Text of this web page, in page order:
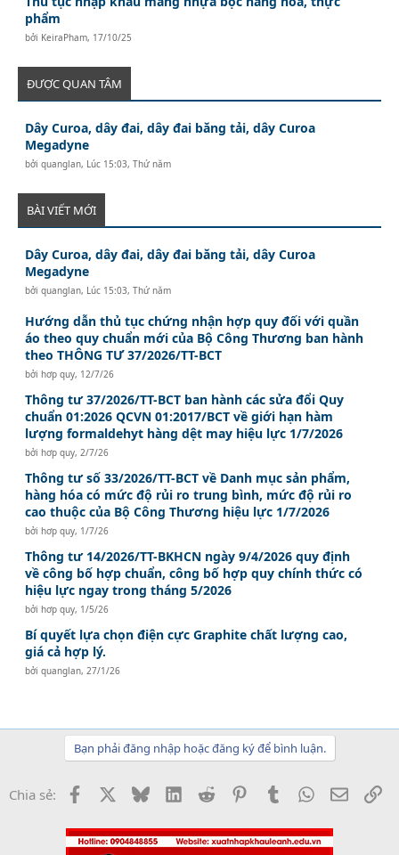
phẩm
bởi KeiraPham, 17/10/25
ĐƯỢC QUAN TÂM
Dây Curoa, dây đai, dây đai băng tải, dây Curoa
Megadyne
bởiquanglan, Lúc 15:03, Thứ năm
BÀI VIẾT MỚI
Dây Curoa, dây đai, dây đai băng tải, dây Curoa
Megadyne
bởiquanglan, Lúc 15:03, Thứ năm
Hướng dẫn thủ tục chứng nhận hợp quy đối với quần
áo theo quy chuẩn mới của Bộ Công Thương ban hành
theo THÔNG TƯ 37/2026/TT-BCT
bởihơp quy, 12/7/26
Thông tư 37/2026/TT-BCT ban hành các sửa đổi Quy
chuẩn 01:2026 QCVN 01:2017/BCT về giới hạn hàm
lượng formaldehyt hàng dệt may hiệu lực 1/7/2026
bởihơp quy,2/7/26
Thông tư số 33/2026/TT-BCT về Danh mục sản phẩm,
hàng hóa có mức độ rủi ro trung bình, mức độ rủi ro
cao thuộc của Bộ Công Thương hiệu lực 1/7/2026
bởihơp quy, 1/7/26
Thông tư 14/2026/TT-BKHCN ngày 9/4/2026 quy định
về công bố hợp chuẩn, công bố hợp quy chính thức có
hiệu lực ngay trong tháng 5/2026
bởihơp quy, 1/5/26
Bí quyết lựa chọn điện cực Graphite chất lượng cao,
giá cả hợp lý.
bởiquanglan,27/1/26
Bạn phải đăng nhập hoặc đăng ký để bình luận.
Chia sẻ: Facebook BlueskyLinkedInReddit PinterestTumblrWhatsApp
Email